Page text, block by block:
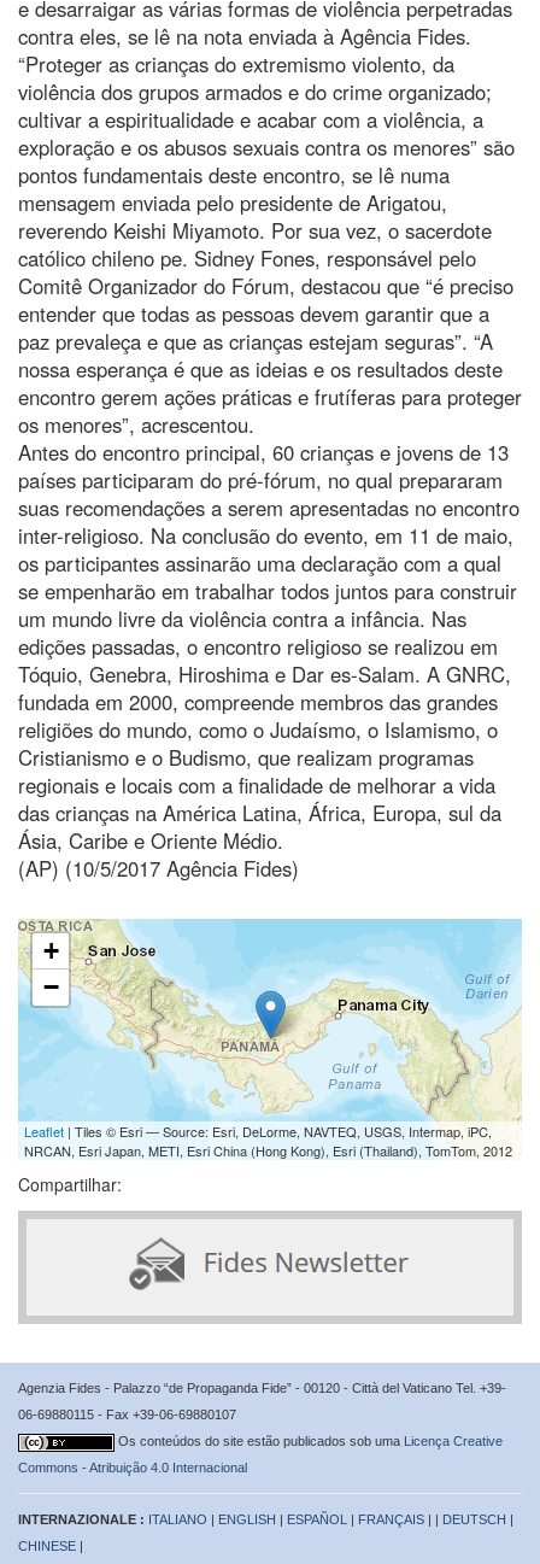
e desarraigar as várias formas de violência perpetradas
contra eles, se lê na nota enviada à Agência Fides.
“Proteger as crianças do extremismo violento, da
violência dos grupos armados e do crime organizado;
cultivar a espiritualidade e acabar com a violência, a
exploração e os abusos sexuais contra os menores” são
pontos fundamentais deste encontro, se lê numa
mensagem enviada pelo presidente de Arigatou,
reverendo Keishi Miyamoto. Por sua vez, o sacerdote
católico chileno pe. Sidney Fones, responsável pelo
Comitê Organizador do Fórum, destacou que “é preciso
entender que todas as pessoas devem garantir que a
paz prevaleça e que as crianças estejam seguras”. “A
nossa esperança é que as ideias e os resultados deste
encontro gerem ações práticas e frutíferas para proteger
os menores”, acrescentou.
Antes do encontro principal, 60 crianças e jovens de 13
países participaram do pré-fórum, no qual prepararam
suas recomendações a serem apresentadas no encontro
inter-religioso. Na conclusão do evento, em 11 de maio,
os participantes assinarão uma declaração com a qual
se empenharão em trabalhar todos juntos para construir
um mundo livre da violência contra a infância. Nas
edições passadas, o encontro religioso se realizou em
Tóquio, Genebra, Hiroshima e Dar es-Salam. A GNRC,
fundada em 2000, compreende membros das grandes
religiões do mundo, como o Judaísmo, o Islamismo, o
Cristianismo e o Budismo, que realizam programas
regionais e locais com a finalidade de melhorar a vida
das crianças na América Latina, África, Europa, sul da
Ásia, Caribe e Oriente Médio.
(AP) (10/5/2017 Agência Fides)
+
−
Leaflet | Tiles © Esri — Source: Esri, DeLorme, NAVTEQ, USGS, Intermap, iPC,
NRCAN, Esri Japan, METI, Esri China (Hong Kong), Esri (Thailand), TomTom, 2012
Compartilhar:
Agenzia Fides - Palazzo “de Propaganda Fide” - 00120 - Città del Vaticano Tel. +39-
06-69880115 - Fax +39-06-69880107
Os conteúdos do site estão publicados sob uma Licença Creative
Commons - Atribuição 4.0 Internacional
INTERNAZIONALE : ITALIANO | ENGLISH | ESPAÑOL | FRANÇAIS | | DEUTSCH |
CHINESE |